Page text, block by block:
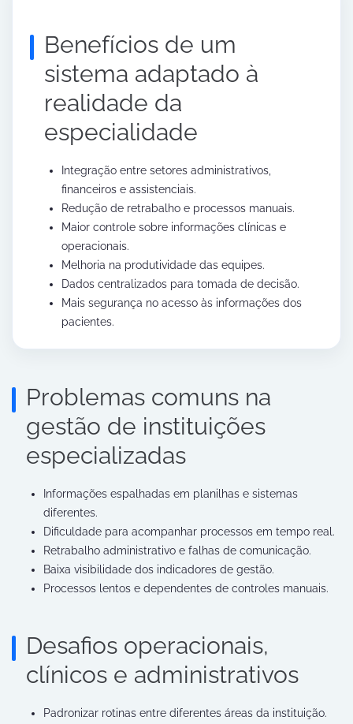
Benefícios de um
sistema adaptado à
realidade da
especialidade
Integração entre setores administrativos,
financeiros e assistenciais.
Redução de retrabalho e processos manuais.
Maior controle sobre informações clínicas e
operacionais.
Melhoria na produtividade das equipes.
Dados centralizados para tomada de decisão.
Mais segurança no acesso às informações dos
pacientes.
Problemas comuns na
gestão de instituições
especializadas
Informações espalhadas em planilhas e sistemas
diferentes.
Dificuldade para acompanhar processos em tempo real.
Retrabalho administrativo e falhas de comunicação.
Baixa visibilidade dos indicadores de gestão.
Processos lentos e dependentes de controles manuais.
Desafios operacionais,
clínicos e administrativos
Padronizar rotinas entre diferentes áreas da instituição.